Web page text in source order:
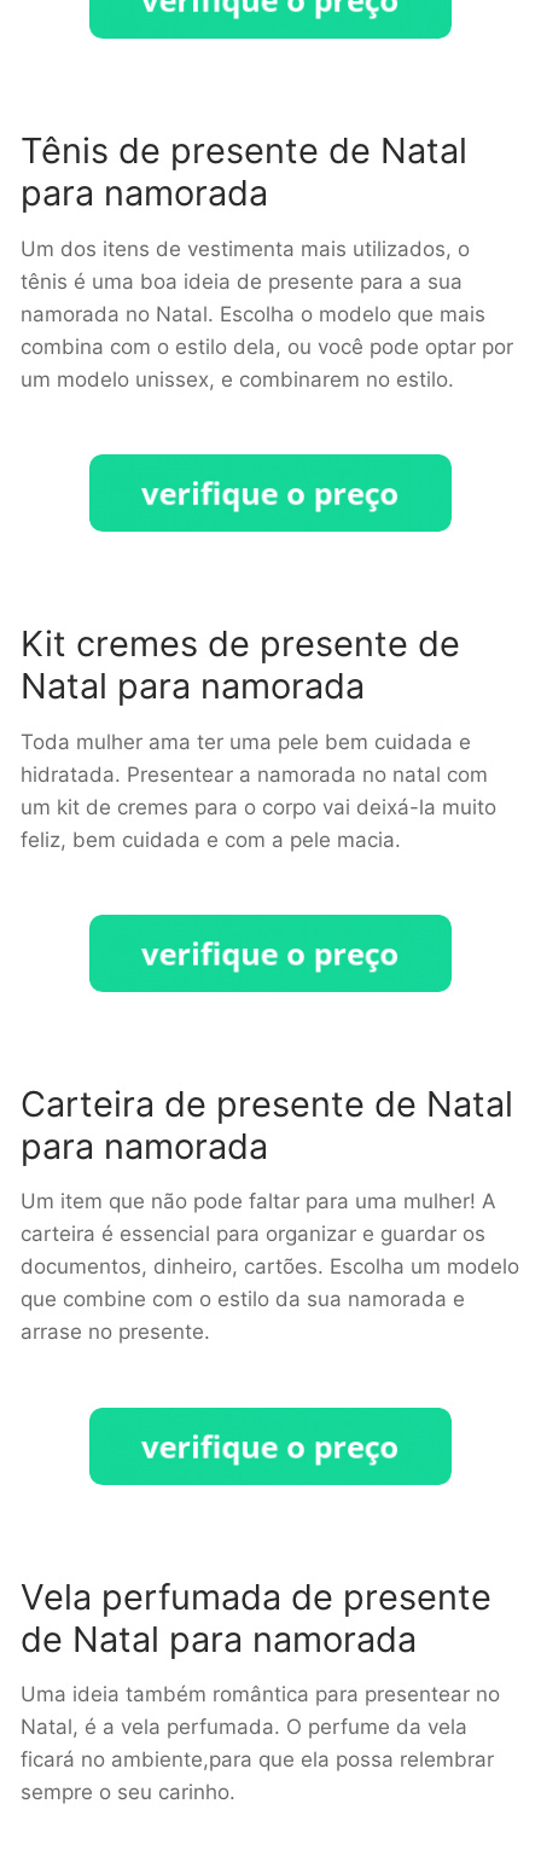
Tênis de presente de Natal
para namorada
Um dos itens de vestimenta mais utilizados, o
tênis é uma boa ideia de presente para a sua
namorada no Natal. Escolha o modelo que mais
combina com o estilo dela, ou você pode optar por
um modelo unissex, e combinarem no estilo.
Kit cremes de presente de
Natal para namorada
Toda mulher ama ter uma pele bem cuidada e
hidratada. Presentear a namorada no natal com
um kit de cremes para o corpo vai deixá-la muito
feliz, bem cuidada e com a pele macia.
Carteira de presente de Natal
para namorada
Um item que não pode faltar para uma mulher! A
carteira é essencial para organizar e guardar os
documentos, dinheiro, cartões. Escolha um modelo
que combine com o estilo da sua namorada e
arrase no presente.
Vela perfumada de presente
de Natal para namorada
Uma ideia também romântica para presentear no
Natal, é a vela perfumada. O perfume da vela
ficará no ambiente,para que ela possa relembrar
sempre o seu carinho.